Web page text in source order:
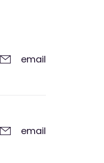
email
email